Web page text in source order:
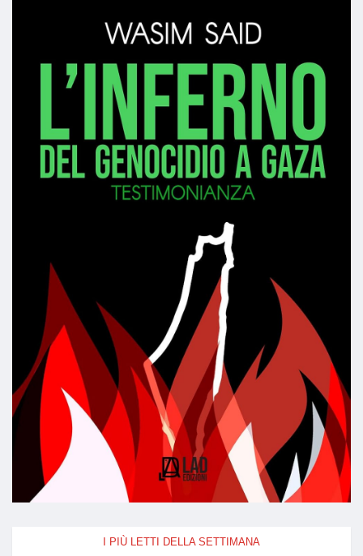
I PIÙ LETTI DELLA SETTIMANA